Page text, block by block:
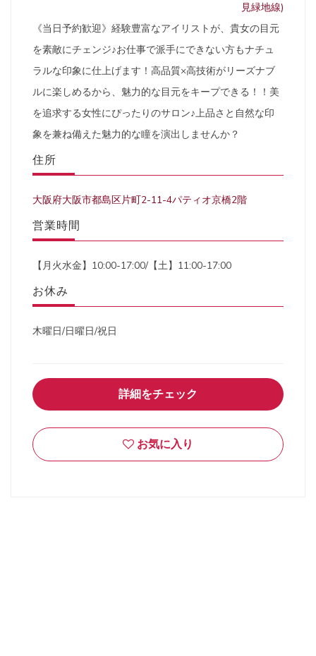
見緑地線)
《当日予約歓迎》経験豊富なアイリストが、貴女の目元
を素敵にチェンジ♪お仕事で派手にできない方もナチュ
ラルな印象に仕上げます！高品質×高技術がリーズナブ
ルに楽しめるから、魅力的な目元をキープできる！！美
を追求する女性にぴったりのサロン♪上品さと自然な印
象を兼ね備えた魅力的な瞳を演出しませんか？
住所
大阪府大阪市都島区片町2-11-4パティオ京橋2階
営業時間
【月火水金】10:00-17:00/【土】11:00-17:00
お休み
木曜日/日曜日/祝日
詳細をチェック
お気に入り